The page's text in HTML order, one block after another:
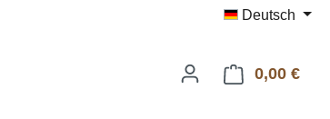
Deutsch
0,00 €